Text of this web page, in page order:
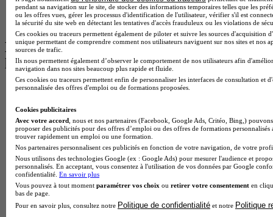
BTS Communication à Lyon
BTS Ndrc à Lyon
Les intitulés de diplôme par alternance
les plus recherchés
BTS Esf en alternance
BTS Mco en alternance
BTS Pi en alternance
BTS Sp3s en alternance
Master CCA en alternance
BTS Ndrc en alternance
BTS Sam en alternance
Cap Fleuriste en alternance
BTS Sio en alternance
MSc Marketing Digital en alternance
BTS Gpme en alternance
pendant sa navigation sur le site, de stocker des informations temporaires telles que les
ou les offres vues, gérer les processus d'identification de l'utilisateur, vérifier s'il est
la sécurité du site web en détectant les tentatives d'accès frauduleux ou les violations de
Ces cookies ou traceurs permettent également de piloter et suivre les sources d'acquisition
unique permettant de comprendre comment nos utilisateurs naviguent sur nos sites et nos
sources de trafic.
Ils nous permettent également d’observer le comportement de nos utilisateurs afin
navigation dans nos sites beaucoup plus rapide et fluide.
Ces cookies ou traceurs permettent enfin de personnaliser les interfaces de consultation et
personnalisée des offres d'emploi ou de formations proposées.
Cookies publicitaires
Avec votre accord , nous et nos partenaires (Facebook, Google Ads, Critéo, Bing,)
proposer des publicités pour des offres d’emploi ou des offres de formations
trouver rapidement un emploi ou une formation.
Nos partenaires personnalisent ces publicités en fonction de votre navigation, de votre
Nous utilisons des technologies Google (ex : Google Ads) pour mesurer l'audience et
personnalisés. En acceptant, vous consentez à l'utilisation de vos données par Google
confidentialité. En savoir plus
Vous pouvez à tout moment paramétrer vos choix ou retirer votre consentement en
bas de page.
Pour en savoir plus, consultez notre Politique de confidentialité et notre Politique